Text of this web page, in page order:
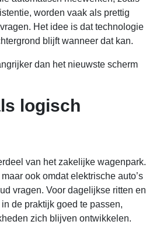
worden vaak als prettig
Het idee is dat technologie
blijft wanneer dat kan.
dan het nieuwste scherm
logisch
van het zakelijke wagenpark.
ook omdat elektrische auto’s
vragen. Voor dagelijkse ritten en
de praktijk goed te passen,
zich blijven ontwikkelen.